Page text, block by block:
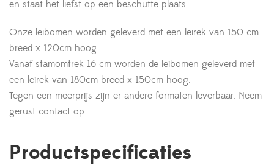
en staat het liefst op een beschutte plaats.
Onze leibomen worden geleverd met een leirek van 150 cm
breed x 120cm hoog.
Vanaf stamomtrek 16 cm worden de leibomen geleverd met
een leirek van 180cm breed x 150cm hoog.
Tegen een meerprijs zijn er andere formaten leverbaar. Neem
gerust contact op.
Productspecificaties